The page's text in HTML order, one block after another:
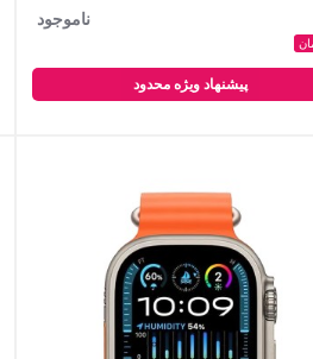
ناموجود
پیشنهاد ویژه محدود